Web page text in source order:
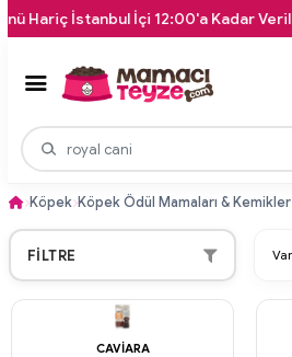
İçi 12:00'a Kadar Verilen
Köpek Köpek Ödül Mamaları & Kemikler
FILTRE
CAVIARA